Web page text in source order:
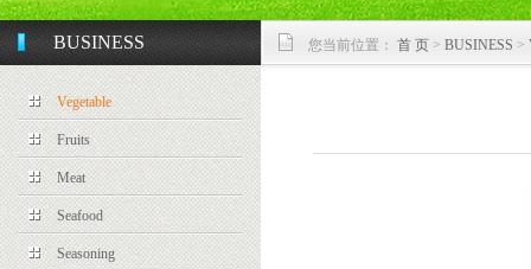
BUSINESS
Vegetable
Fruits
Meat
Seafood
Seasoning
您当前位置： 首 页 > BUSINESS >